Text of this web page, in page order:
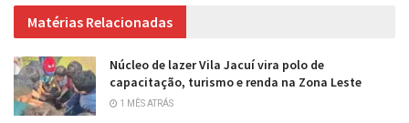
Matérias Relacionadas
Núcleo de lazer Vila Jacuí vira polo de
capacitação, turismo e renda na Zona Leste
1 MÊS ATRÁS